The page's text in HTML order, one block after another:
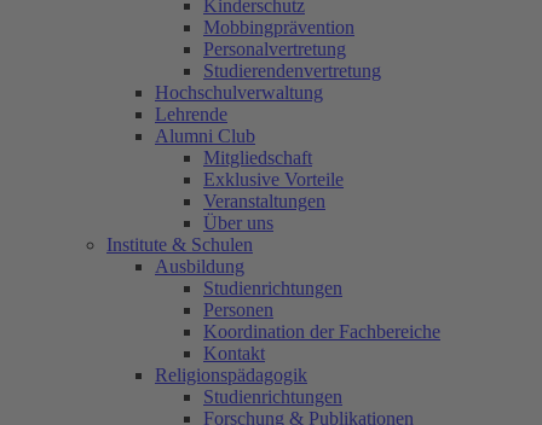
Kinderschutz
Mobbingprävention
Personalvertretung
Studierendenvertretung
Hochschulverwaltung
Lehrende
Alumni Club
Mitgliedschaft
Exklusive Vorteile
Veranstaltungen
Über uns
Institute & Schulen
Ausbildung
Studienrichtungen
Personen
Koordination der Fachbereiche
Kontakt
Religionspädagogik
Studienrichtungen
Forschung & Publikationen